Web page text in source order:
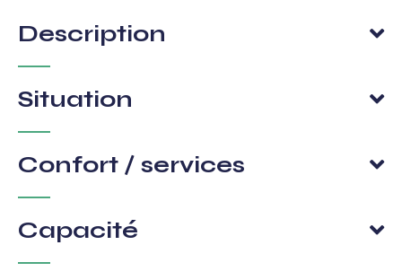
Description
Situation
Confort / services
Capacité